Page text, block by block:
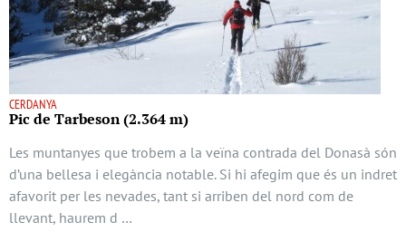
CERDANYA
Pic de Tarbeson (2.364 m)
Les muntanyes que trobem a la veïna contrada del Donasà són
d’una bellesa i elegància notable. Si hi afegim que és un indret
afavorit per les nevades, tant si arriben del nord com de
llevant, haurem d …